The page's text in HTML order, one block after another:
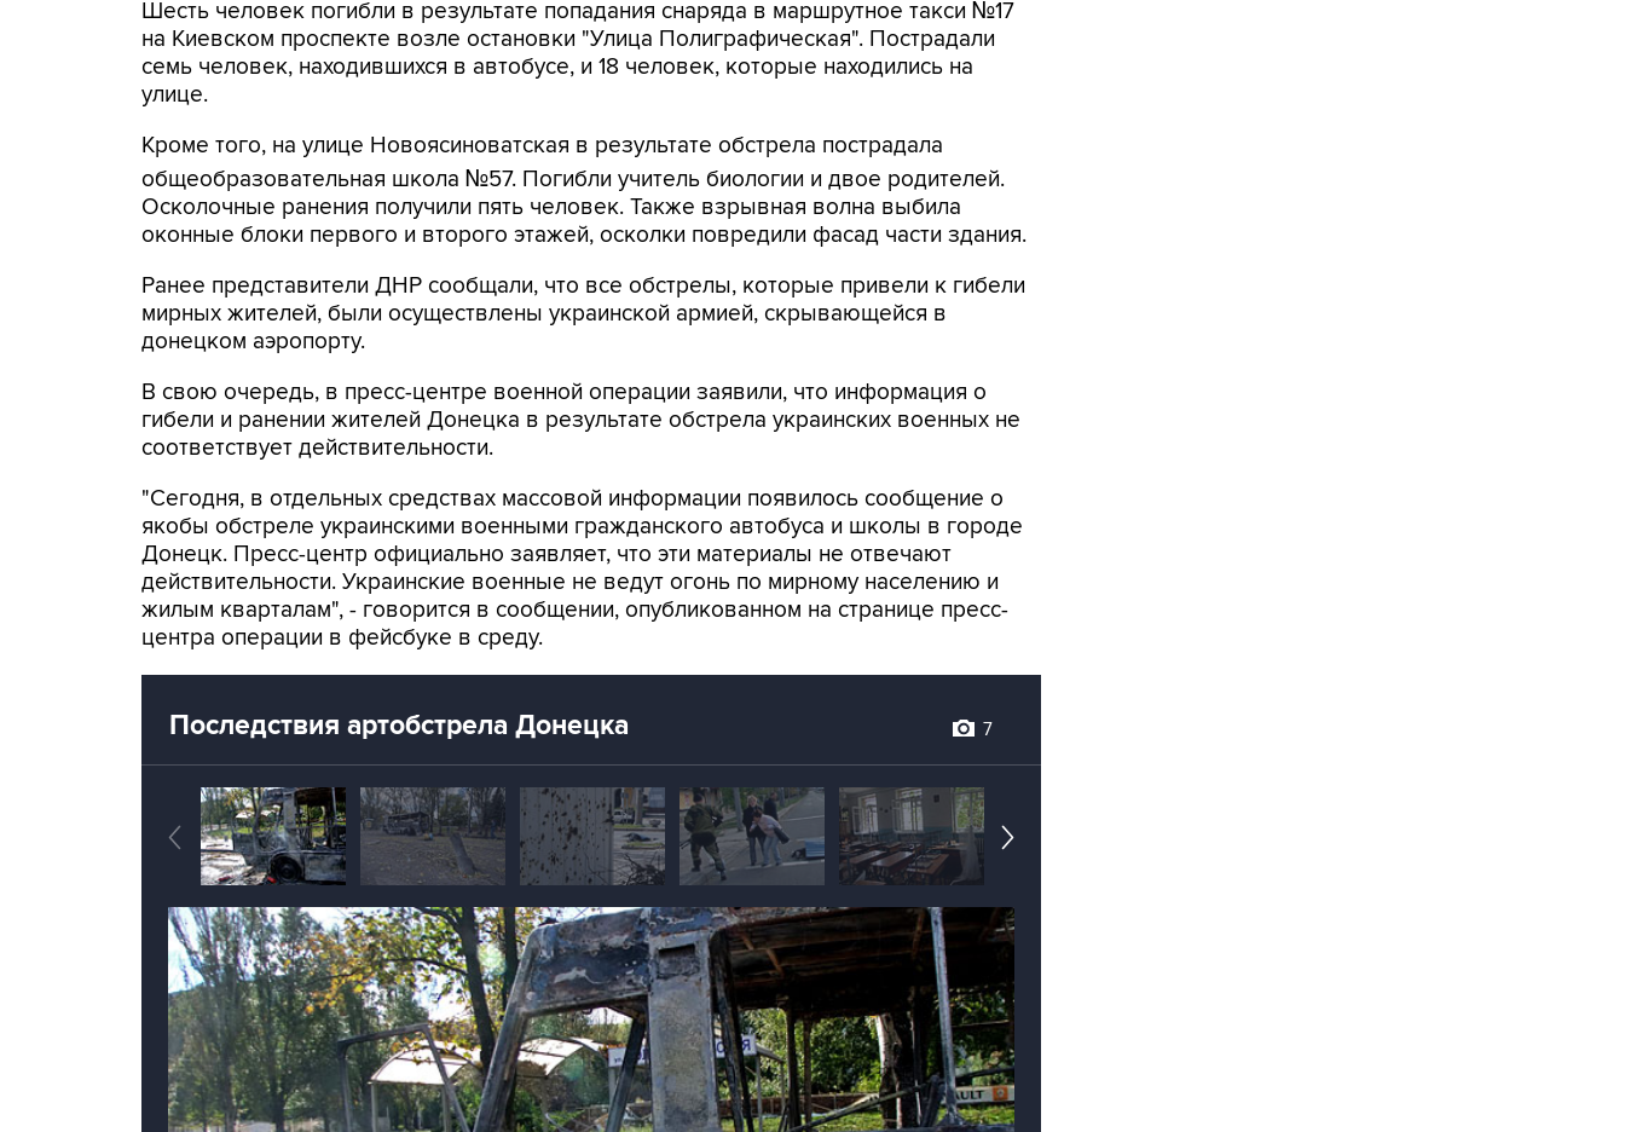
Шесть человек погибли в результате попадания снаряда в маршрутное такси №17
на Киевском проспекте возле остановки "Улица Полиграфическая". Пострадали
семь человек, находившихся в автобусе, и 18 человек, которые находились на
улице.
Кроме того, на улице Новоясиноватская в результате обстрела пострадала
общеобразовательная школа №57. Погибли учитель биологии и двое родителей.
Осколочные ранения получили пять человек. Также взрывная волна выбила
оконные блоки первого и второго этажей, осколки повредили фасад части здания.
Ранее представители ДНР сообщали, что все обстрелы, которые привели к гибели
мирных жителей, были осуществлены украинской армией, скрывающейся в
донецком аэропорту.
В свою очередь, в пресс-центре военной операции заявили, что информация о
гибели и ранении жителей Донецка в результате обстрела украинских военных не
соответствует действительности.
"Сегодня, в отдельных средствах массовой информации появилось сообщение о
якобы обстреле украинскими военными гражданского автобуса и школы в городе
Донецк. Пресс-центр официально заявляет, что эти материалы не отвечают
действительности. Украинские военные не ведут огонь по мирному населению и
жилым кварталам", - говорится в сообщении, опубликованном на странице пресс-
центра операции в фейсбуке в среду.
Последствия артобстрела Донецка 7